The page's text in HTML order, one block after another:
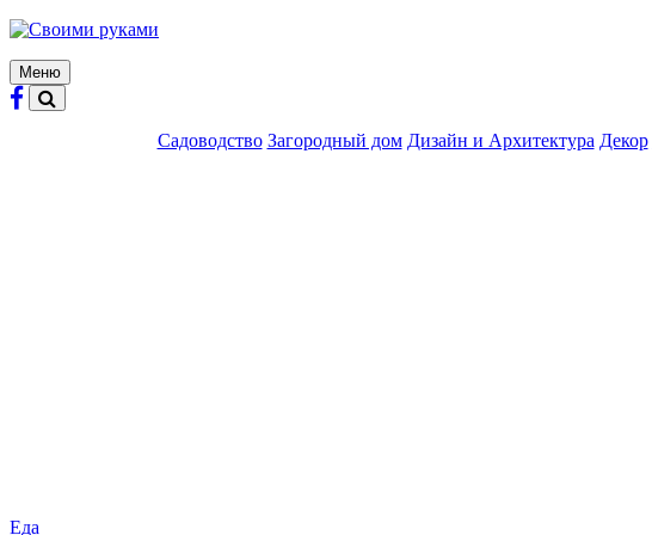
Skip
content
Меню
Садоводство Загородный дом Дизайн и Архитектура Декор
Еда